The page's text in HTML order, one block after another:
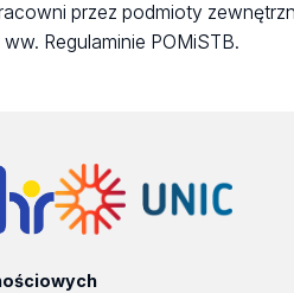
przez podmioty
Regulaminie POMiSTB.